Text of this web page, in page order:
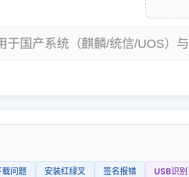
于国产系统（麒麟/统信/UOS）
载问题 安装红绿叉 签名报错
USB识别